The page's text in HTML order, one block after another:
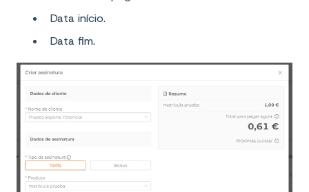
Data início.
Data fim.